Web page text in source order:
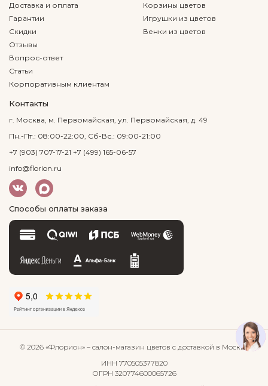
Доставка и оплата
Гарантии
Скидки
Отзывы
Вопрос-ответ
Статьи
Корпоративным клиентам
Корзины цветов
Игрушки из цветов
Венки из цветов
Контакты
г. Москва, м. Первомайская, ул. Первомайская, д. 49
Пн.-Пт.: 08:00-22:00, Сб-Вс.: 09:00-21:00
+7 (903) 707-17-21 +7 (499) 165-06-57
info@florion.ru
Способы оплаты заказа
© 2026 «Флорион» – салон-магазин цветов с доставкой в Москве
ИНН 770505377820
ОГРН 320774600065726